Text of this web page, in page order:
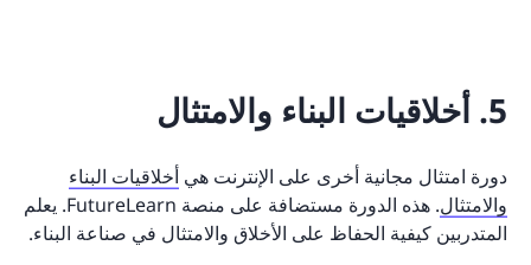
5. أخلاقيات البناء والامتثال
دورة امتثال مجانية أخرى على الإنترنت هي أخلاقيات البناء
والامتثال
. هذه الدورة مستضافة على منصة FutureLearn. يعلم
المتدربين كيفية الحفاظ على الأخلاق والامتثال في صناعة البناء.